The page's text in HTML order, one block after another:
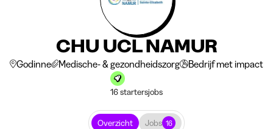
CHU UCL NAMUR
Godinne Medische- & gezondheidszorg Bedrijf met impact
16 startersjobs
Overzicht Jobs 16